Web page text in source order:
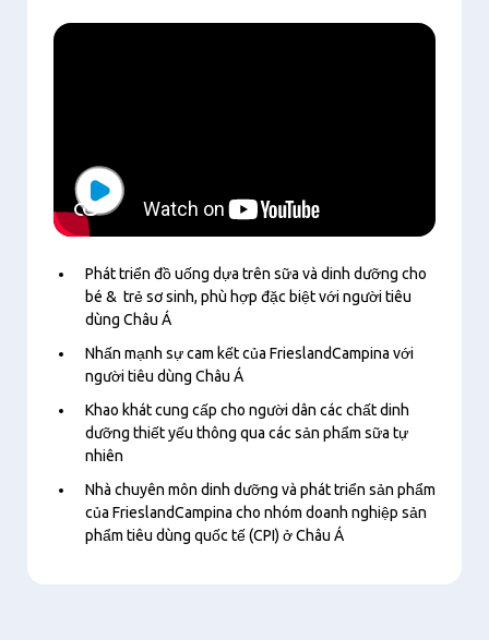
Play
Phát triển đồ uống dựa trên sữa và dinh dưỡng cho
bé & trẻ sơ sinh, phù hợp đặc biệt với người tiêu
dùng Châu Á
Nhấn mạnh sự cam kết của FrieslandCampina với
người tiêu dùng Châu Á
Khao khát cung cấp cho người dân các chất dinh
dưỡng thiết yếu thông qua các sản phẩm sữa tự
nhiên
Nhà chuyên môn dinh dưỡng và phát triển sản phẩm
của FrieslandCampina cho nhóm doanh nghiệp sản
phẩm tiêu dùng quốc tế (CPI) ở Châu Á